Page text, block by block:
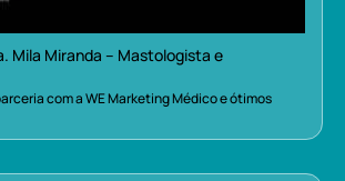
Mila Miranda – Mastologista e
com a WE Marketing Médico e ótimos